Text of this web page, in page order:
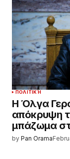
ΠΟΛΙΤΙΚΉ
Η Όλγα
απόκρυψη
μπάζωμα
by Pan Orama